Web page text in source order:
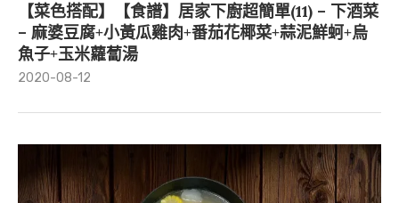
【菜色搭配】【食譜】居家下廚超簡單(11) – 下酒菜
– 麻婆豆腐+小黃瓜雞肉+番茄花椰菜+蒜泥鮮蚵+烏
魚子+玉米蘿蔔湯
2020-08-12